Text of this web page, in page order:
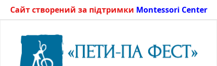
Сайт створений за підтримки Montessori Center